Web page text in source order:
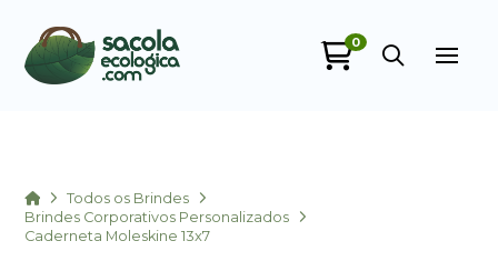
0
HomeTodos os Brindes
Brindes Corporativos Personalizados
Caderneta Moleskine 13x7